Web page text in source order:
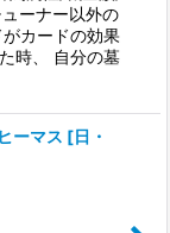
ーナー以外の
カードの効果
時、 自分の墓
ーマス [日・